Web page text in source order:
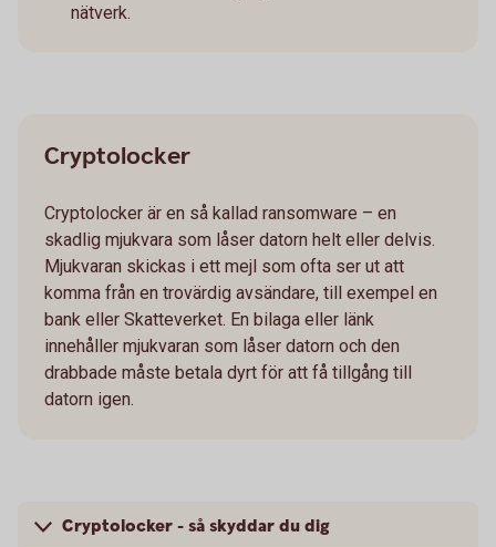
nätverk.
Cryptolocker
Cryptolocker är en så kallad ransomware – en
skadlig mjukvara som låser datorn helt eller delvis.
Mjukvaran skickas i ett mejl som ofta ser ut att
komma från en trovärdig avsändare, till exempel en
bank eller Skatteverket. En bilaga eller länk
innehåller mjukvaran som låser datorn och den
drabbade måste betala dyrt för att få tillgång till
datorn igen.
Cryptolocker - så skyddar du dig